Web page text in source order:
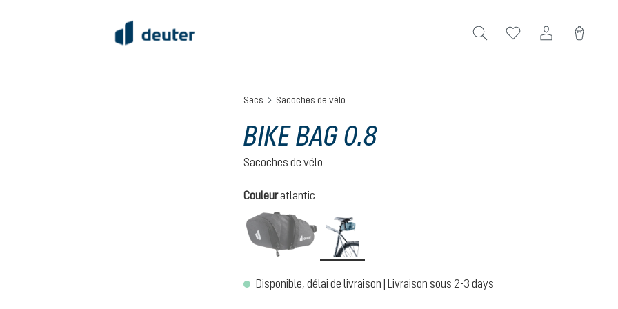
Sacs Sacoches de vélo
BIKE BAG 0.8
Sacoches de vélo
Sélectionnez
Couleuratlantic
black
(Cette option n'est pas disponible pour le moment.)
Disponible, délai de livraison | Livraison sous 2-3 days